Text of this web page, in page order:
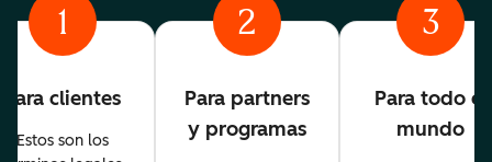
1
Para clientes
Estos son los
2
Para partners
y programas
3
Para todo el
mundo